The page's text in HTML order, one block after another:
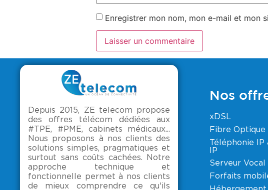
Enregistrer mon nom, mon e-mail et mon
Depuis 2015, ZE telecom propose
des offres télécom dédiées aux
#TPE, #PME, cabinets médicaux...
Nous proposons à nos clients des
solutions simples, pragmatiques et
surtout sans coûts cachées. Notre
approche technique et
fonctionnelle permet à nos clients
de mieux comprendre ce qu'ils
Nos
xDSL
Fibre Optique
Téléphonie IP
IP
Serveur
Forfaits